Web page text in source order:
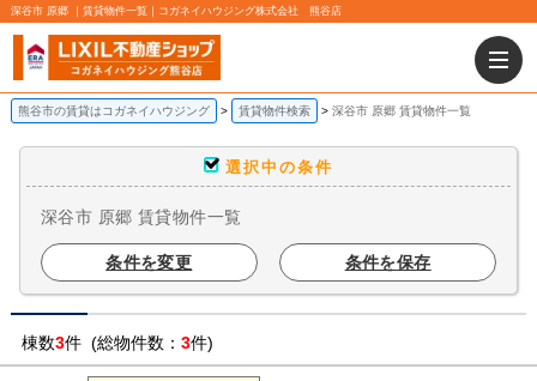
深谷市 原郷 ｜賃貸物件一覧｜コガネイハウジング株式会社 熊谷店
熊谷市の賃貸はコガネイハウジング 賃貸物件検索 深谷市 原郷 賃貸物件一覧
選択中の条件
深谷市 原郷 賃貸物件一覧
条件を変更 条件を保存
棟数3件 (総物件数： 3件)